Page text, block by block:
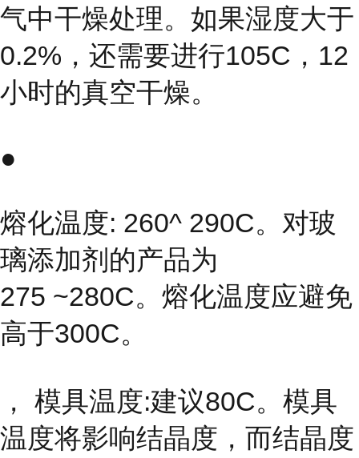
气中干燥处理。如果湿度大于
0.2%，还需要进行105C，12
小时的真空干燥。
●
熔化温度: 260^ 290C。对玻
璃添加剂的产品为
275 ~280C。熔化温度应避免
高于300C。
， 模具温度:建议80C。模具
温度将影响结晶度，而结晶度